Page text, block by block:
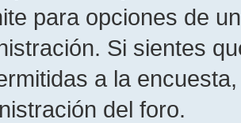
para opciones de
Si sientes
a la
del foro.